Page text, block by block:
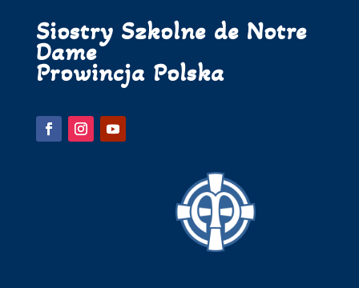
Siostry Szkolne de Notre
Dame
Prowincja Polska